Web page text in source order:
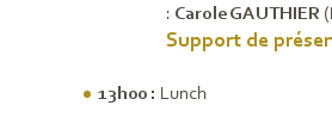
: Carole GAUTHIER
Support de
13h00 : Lunch